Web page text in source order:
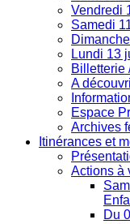
Vendredi
Samedi
Lundi 13
Billetterie
A
Espace
Archives
Itinérances et
Actions à
Du